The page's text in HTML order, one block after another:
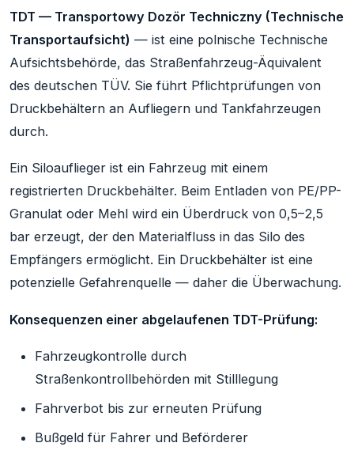
TDT — Transportowy Dozör Techniczny (Technische
Transportaufsicht) — ist eine polnische Technische
Aufsichtsbehörde, das Straßenfahrzeug-Äquivalent
des deutschen TÜV. Sie führt Pflichtprüfungen von
Druckbehältern an Aufliegern und Tankfahrzeugen
durch.
Ein Siloauflieger ist ein Fahrzeug mit einem
registrierten Druckbehälter. Beim Entladen von PE/PP-
Granulat oder Mehl wird ein Überdruck von 0,5–2,5
bar erzeugt, der den Materialfluss in das Silo des
Empfängers ermöglicht. Ein Druckbehälter ist eine
potenzielle Gefahrenquelle — daher die Überwachung.
Konsequenzen einer abgelaufenen TDT-Prüfung:
Fahrzeugkontrolle durch
Straßenkontrollbehörden mit Stilllegung
Fahrverbot bis zur erneuten Prüfung
Bußgeld für Fahrer und Beförderer